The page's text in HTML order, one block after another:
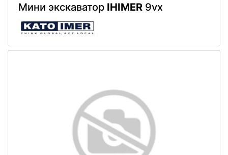
Мини экскаватор IHIMER 9vx